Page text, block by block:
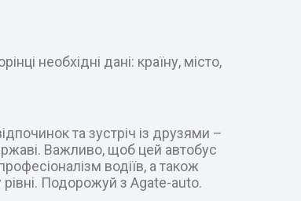
необхідні дані: країну, місто,
та зустріч із друзями –
Важливо, щоб цей автобус
водіїв, а також
Подорожуй з Agate-auto.